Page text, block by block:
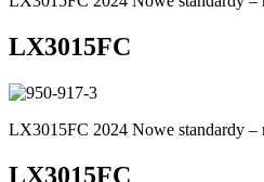
LX3015FC
LX3015FC 2024 Nowe standardy –
LX3015FC